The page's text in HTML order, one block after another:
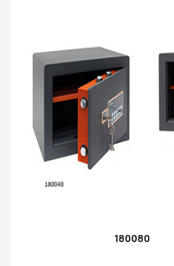
180080